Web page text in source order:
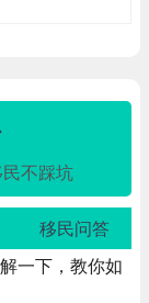
不踩坑
移民问答
一下，教你如